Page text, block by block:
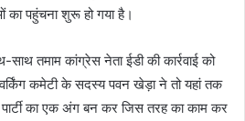
का पहुंचना शुरू हो गया है।
तमाम कांग्रेस नेता ईडी की कार्रवाई को
कमेटी के सदस्य पवन खेड़ा ने तो यहां तक
पार्टी का एक अंग बन कर जिस तरह का काम कर